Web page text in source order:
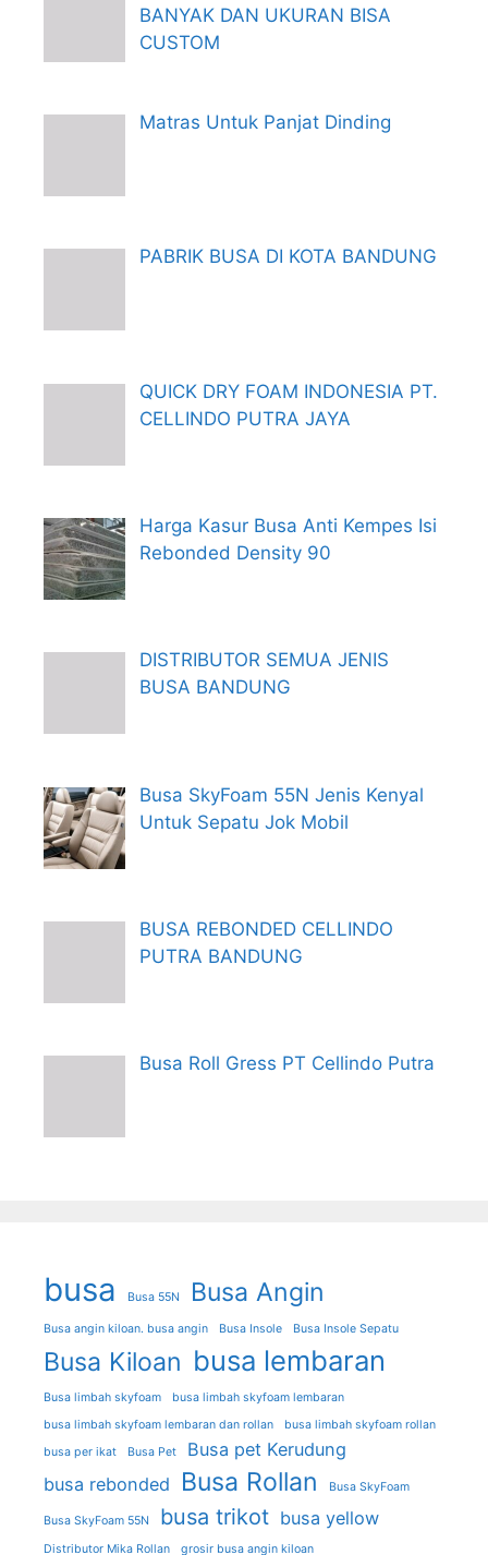
BANYAK DAN UKURAN BISA
CUSTOM
Matras Untuk Panjat Dinding
PABRIK BUSA DI KOTA BANDUNG
QUICK DRY FOAM INDONESIA PT.
CELLINDO PUTRA JAYA
Harga Kasur Busa Anti Kempes Isi
Rebonded Density 90
DISTRIBUTOR SEMUA JENIS
BUSA BANDUNG
Busa SkyFoam 55N Jenis Kenyal
Untuk Sepatu Jok Mobil
BUSA REBONDED CELLINDO
PUTRA BANDUNG
Busa Roll Gress PT Cellindo Putra
busa Busa 55N Busa Angin
Busa angin kiloan. busa angin Busa Insole Busa Insole Sepatu
Busa Kiloan busa lembaran
Busa limbah skyfoam
busa limbah skyfoam lembaran
busa limbah skyfoam lembaran dan rollan
busa limbah skyfoam rollan
busa per ikat
Busa Pet
Busa pet Kerudung
busa rebonded
Busa Rollan Busa SkyFoam
Busa SkyFoam 55N busa trikot busa yellow
Distributor Mika Rollan grosir busa angin kiloan